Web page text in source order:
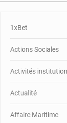
1xBet
Actions Sociales
Activités
Actualité
Affaire Maritime